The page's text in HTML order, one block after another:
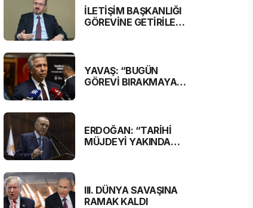
İLETİŞİM BAŞKANLIĞI
GÖREVİNE GETİRİLEN
YAVAŞ: “BUGÜN
GÖREVİ BIRAKMAYA
ERDOĞAN: “TARİHİ
MÜJDEYİ YAKINDA
III. DÜNYA SAVAŞINA
RAMAK KALDI